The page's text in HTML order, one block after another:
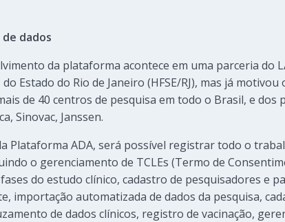
dados
da plataforma acontece em uma parceria do
Estado do Rio de Janeiro (HFSE/RJ), mas já
de 40 centros de pesquisa em todo o Brasil, e
Sinovac, Janssen.
Plataforma ADA, será possível registrar todo o
o gerenciamento de TCLEs (Termo de
do estudo clínico, cadastro de pesquisadores e
importação automatizada de dados da pesquisa,
de dados clínicos, registro de vacinação,